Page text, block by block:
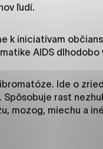
ľudí.
k iniciatívam
AIDS dlhodobo
Ide o
rast
mozog, miechu a
Všetky dáta
Viac